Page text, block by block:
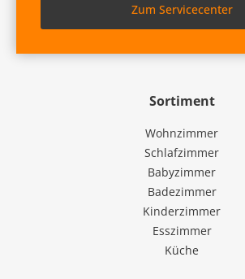
Sortiment
Wohnzimmer
Schlafzimmer
Babyzimmer
Badezimmer
Kinderzimmer
Esszimmer
Küche
Zum Servicecenter